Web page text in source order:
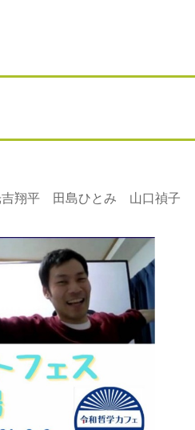
翔平 田島ひとみ 山口禎子